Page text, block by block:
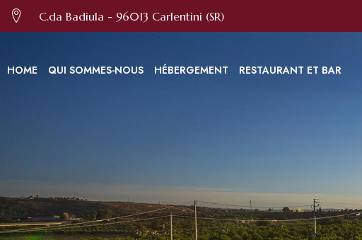
Nous utilisons des cookies et d'autres technologies pour améliorer votre
C.da Badiula - 96013 Carlentini (SR)
HOME QUI SOMMES-NOUS HÉBERGEMENT RESTAURANT ET BAR